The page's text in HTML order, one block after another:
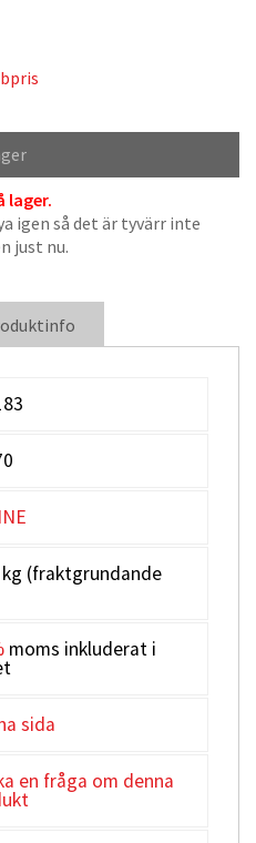
lager.
igen så det är tyvärr inte
just nu.
kg (fraktgrundande
moms inkluderat i
sida
en fråga om denna